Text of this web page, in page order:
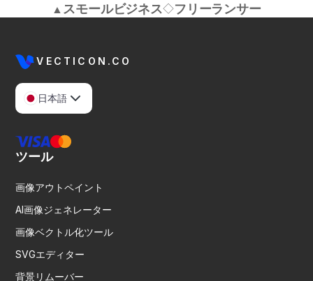
▲ スモールビジネス◇フリーランサー
VECTICON.CO
日本語
ツール
画像アウトペイント
AI画像ジェネレーター
画像ベクトル化ツール
SVGエディター
背景リムーバー